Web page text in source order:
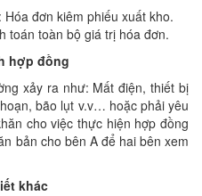
đơn kiêm phiếu xuất kho.
toán toàn bộ giá trị hóa đơn.
hợp đồng
xảy ra như: Mất điện, thiết bị
bão lụt v.v… hoặc phải yêu
cho việc thực hiện hợp đồng
bản cho bên A để hai bên xem
khác